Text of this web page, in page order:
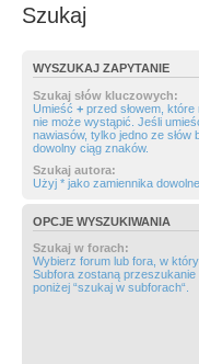
Szukaj
WYSZUKAJ ZAPYTANIE
Szukaj słów kluczowych:
Umieść + przed słowem,
nie może wystąpić. Jeśli
nawiasów, tylko jedno ze słów
dowolny ciąg znaków.
Szukaj autora:
Użyj * jako zamiennika
OPCJE WYSZUKIWANIA
Szukaj w forach:
Wybierz forum lub fora, w
Subfora zostaną przeszukanie
poniżej “szukaj w subforach“.